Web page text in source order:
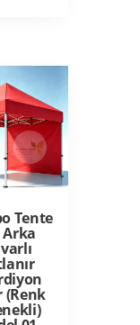
Tente
Arka
(Renk